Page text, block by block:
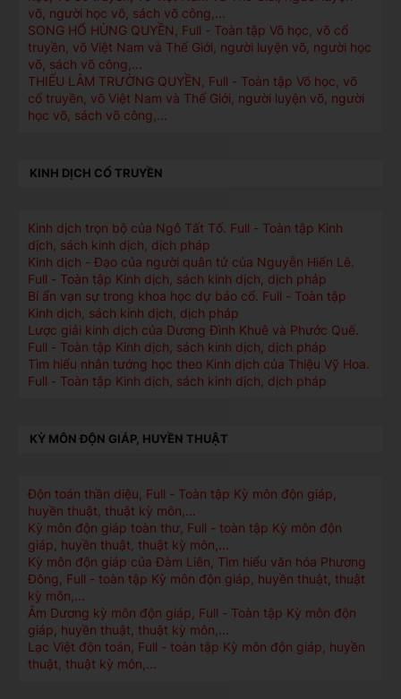
võ, người học võ, sách võ công,...
SONG HỔ HÙNG QUYỀN, Full - Toàn tập Võ học, võ cổ
truyền, võ Việt Nam và Thế Giới, người luyện võ, người học
võ, sách võ công,...
THIẾU LÂM TRƯỜNG QUYỀN, Full - Toàn tập Võ học, võ
cổ truyền, võ Việt Nam và Thế Giới, người luyện võ, người
học võ, sách võ công,...
KINH DỊCH CỔ TRUYỀN
Kinh dịch trọn bộ của Ngô Tất Tố. Full - Toàn tập Kinh
dịch, sách kinh dịch, dịch pháp
Kinh dịch - Đạo của người quân tử của Nguyễn Hiến Lê.
Full - Toàn tập Kinh dịch, sách kinh dịch, dịch pháp
Bí ẩn vạn sự trong khoa học dự báo cổ. Full - Toàn tập
Kinh dịch, sách kinh dịch, dịch pháp
Lược giải kinh dịch của Dương Đình Khuê và Phước Quế.
Full - Toàn tập Kinh dịch, sách kinh dịch, dịch pháp
Tìm hiểu nhân tướng học theo Kinh dịch của Thiệu Vỹ Hoa.
Full - Toàn tập Kinh dịch, sách kinh dịch, dịch pháp
KỲ MÔN ĐỘN GIÁP, HUYỀN THUẬT
Độn toán thần diệu, Full - Toàn tập Kỳ môn độn giáp,
huyền thuật, thuật kỳ môn,...
Kỳ môn độn giáp toàn thư, Full - toàn tập Kỳ môn độn
giáp, huyền thuật, thuật kỳ môn,...
Kỳ môn độn giáp của Đàm Liên, Tìm hiểu văn hóa Phương
Đông, Full - toàn tập Kỳ môn độn giáp, huyền thuật, thuật
kỳ môn,...
Âm Dương kỳ môn độn giáp, Full - Toàn tập Kỳ môn độn
giáp, huyền thuật, thuật kỳ môn,...
Lạc Việt độn toán, Full - toàn tập Kỳ môn độn giáp, huyền
thuật, thuật kỳ môn,...